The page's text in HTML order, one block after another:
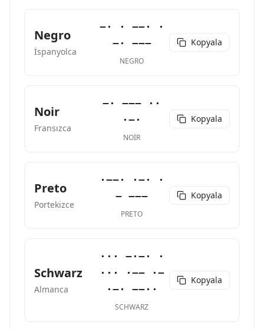
Negro
İspanyolca
−· · −−· ·
−· −−−
NEGRO
Kopyala
Noir
Fransızca
−· −−− ··
·−·
NOIR
Kopyala
Preto
Portekizce
·−−· ·−· ·
− −−−
PRETO
Kopyala
Schwarz
Almanca
··· −·−· ·
··· ·−− ·−
·−· −−··
SCHWARZ
Kopyala